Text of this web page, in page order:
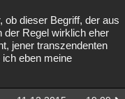
ob dieser Begriff, der aus
der Regel wirklich eher
jener transzendenten
eben meine